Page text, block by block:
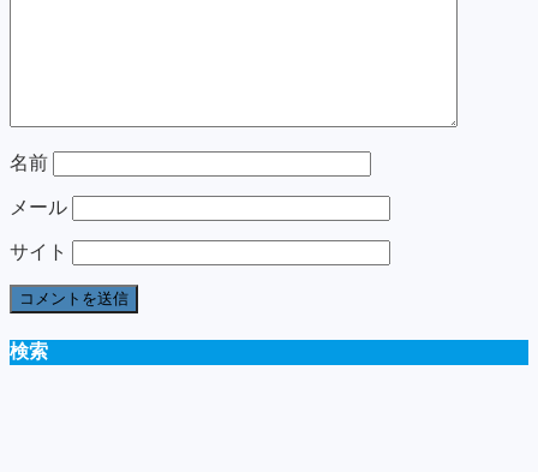
名前
メール
サイト
検索